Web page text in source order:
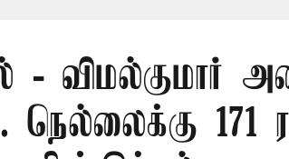
- விமல்குமார்
நெல்லைக்கு 171